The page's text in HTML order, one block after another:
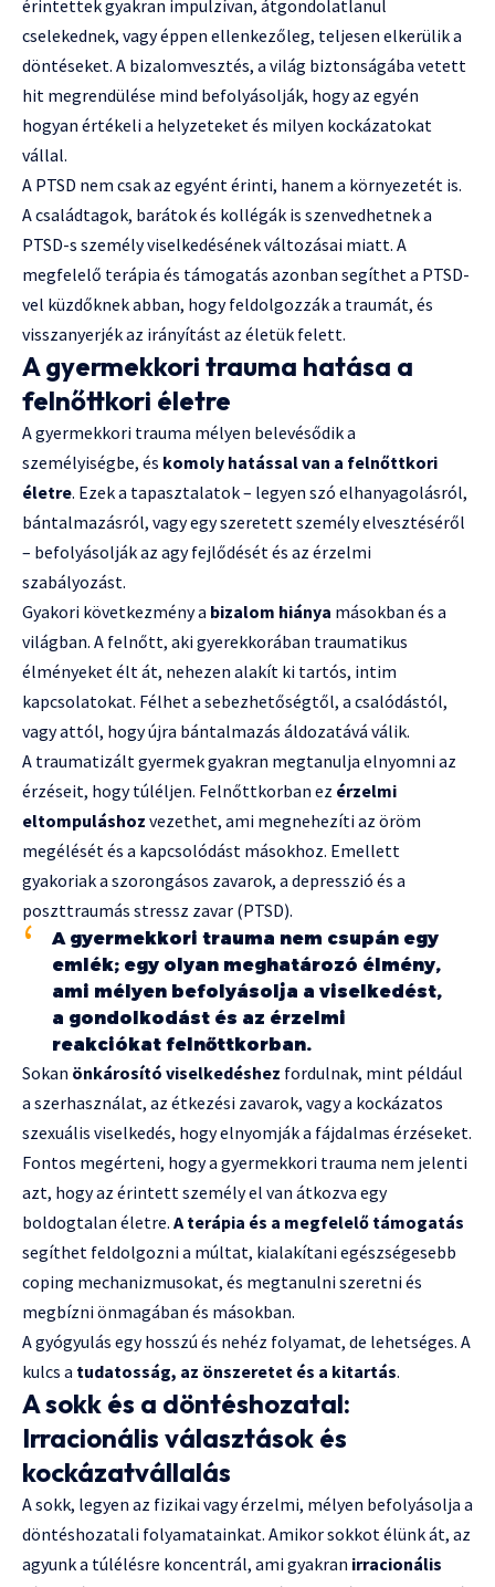
érintettek gyakran impulzívan, átgondolatlanul
cselekednek, vagy éppen ellenkezőleg, teljesen elkerülik a
döntéseket. A bizalomvesztés, a világ biztonságába vetett
hit megrendülése mind befolyásolják, hogy az egyén
hogyan értékeli a helyzeteket és milyen kockázatokat
vállal.
A PTSD nem csak az egyént érinti, hanem a környezetét is.
A családtagok, barátok és kollégák is szenvedhetnek a
PTSD-s személy viselkedésének változásai miatt. A
megfelelő terápia és támogatás azonban segíthet a PTSD-
vel küzdőknek abban, hogy feldolgozzák a traumát, és
visszanyerjék az irányítást az életük felett.
A gyermekkori trauma hatása a
felnőttkori életre
A gyermekkori trauma mélyen belevésődik a
személyiségbe, és komoly hatással van a felnőttkori
életre. Ezek a tapasztalatok – legyen szó elhanyagolásról,
bántalmazásról, vagy egy szeretett személy elvesztéséről
– befolyásolják az agy fejlődését és az érzelmi
szabályozást.
Gyakori következmény a bizalom hiánya másokban és a
világban. A felnőtt, aki gyerekkorában traumatikus
élményeket élt át, nehezen alakít ki tartós, intim
kapcsolatokat. Félhet a sebezhetőségtől, a csalódástól,
vagy attól, hogy újra bántalmazás áldozatává válik.
A traumatizált gyermek gyakran megtanulja elnyomni az
érzéseit, hogy túléljen. Felnőttkorban ez érzelmi
eltompuláshoz vezethet, ami megnehezíti az öröm
megélését és a kapcsolódást másokhoz. Emellett
gyakoriak a szorongásos zavarok, a depresszió és a
poszttraumás stressz zavar (PTSD).
A gyermekkori trauma nem csupán egy
emlék; egy olyan meghatározó élmény,
ami mélyen befolyásolja a viselkedést,
a gondolkodást és az érzelmi
reakciókat felnőttkorban.
Sokan önkárosító viselkedéshez fordulnak, mint például
a szerhasználat, az étkezési zavarok, vagy a kockázatos
szexuális viselkedés, hogy elnyomják a fájdalmas érzéseket.
Fontos megérteni, hogy a gyermekkori trauma nem jelenti
azt, hogy az érintett személy el van átkozva egy
boldogtalan életre. A terápia és a megfelelő támogatás
segíthet feldolgozni a múltat, kialakítani egészségesebb
coping mechanizmusokat, és megtanulni szeretni és
megbízni önmagában és másokban.
A gyógyulás egy hosszú és nehéz folyamat, de lehetséges. A
kulcs a tudatosság, az önszeretet és a kitartás.
A sokk és a döntéshozatal:
Irracionális választások és
kockázatvállalás
A sokk, legyen az fizikai vagy érzelmi, mélyen befolyásolja a
döntéshozatali folyamatainkat. Amikor sokkot élünk át, az
agyunk a túlélésre koncentrál, ami gyakran irracionális